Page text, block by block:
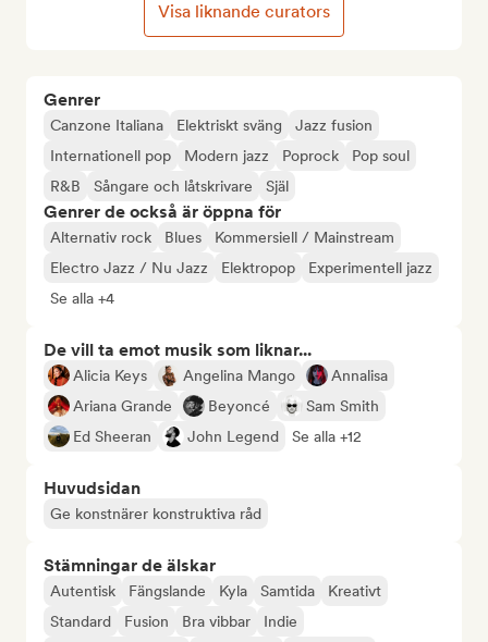
Genrer
Canzone Italiana Elektriskt sväng
Jazz fusion
Internationell pop
Modern jazz Poprock
Pop soul
R&B
Sångare och låtskrivare Själ
Genrer de också är öppna för
Alternativ rock Blues
Kommersiell / Mainstream
Electro Jazz / Nu Jazz
Elektropop
Experimentell jazz
Se alla +4
De vill ta emot musik som liknar...
Alicia Keys Angelina Mango
Annalisa
Ariana Grande
Beyoncé
Sam Smith
Ed Sheeran
John Legend Se alla +12
Huvudsidan
Ge konstnärer konstruktiva råd
Stämningar de älskar
Autentisk Fängslande Kyla Samtida
Kreativt
Standard
Fusion Bra vibbar
Indie
Visa liknande curators